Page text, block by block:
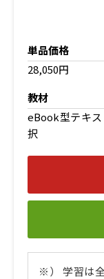
単品価格
28,050円
教材
eBook型テキ
択
※） 学習は